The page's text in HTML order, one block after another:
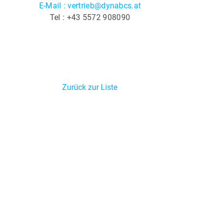
E-Mail : vertrieb@dynabcs.at
Tel : +43 5572 908090
Zurück zur Liste